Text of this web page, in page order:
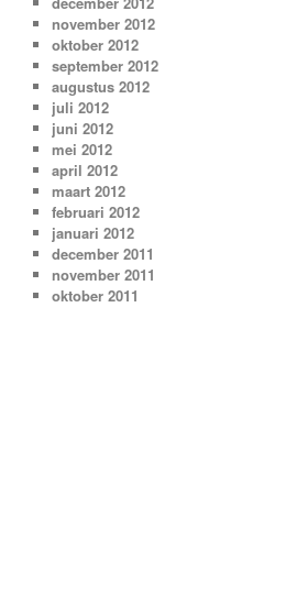
november 2012
oktober 2012
september 2012
augustus 2012
juli 2012
juni 2012
mei 2012
april 2012
maart 2012
februari 2012
januari 2012
december 2011
november 2011
oktober 2011